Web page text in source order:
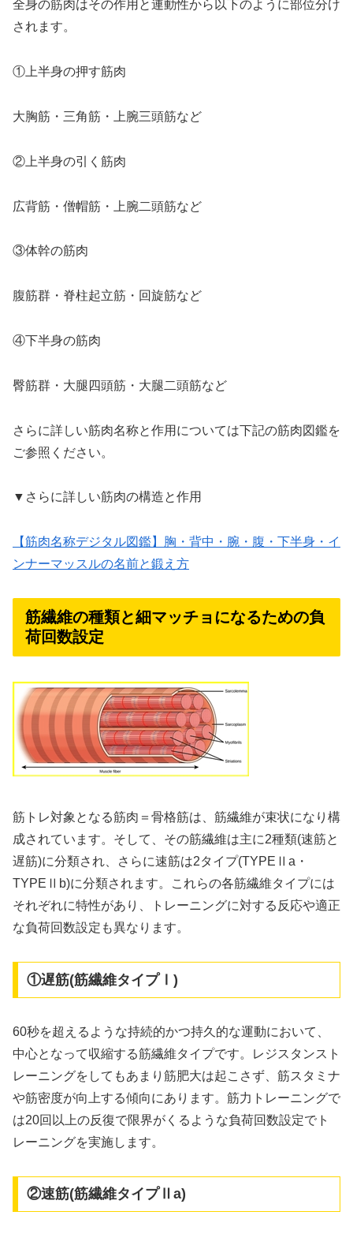
全身の筋肉はその作用と連動性から以下のように部位分け
されます。
①上半身の押す筋肉
大胸筋・三角筋・上腕三頭筋など
②上半身の引く筋肉
広背筋・僧帽筋・上腕二頭筋など
③体幹の筋肉
腹筋群・脊柱起立筋・回旋筋など
④下半身の筋肉
臀筋群・大腿四頭筋・大腿二頭筋など
さらに詳しい筋肉名称と作用については下記の筋肉図鑑を
ご参照ください。
▼さらに詳しい筋肉の構造と作用
【筋肉名称デジタル図鑑】胸・背中・腕・腹・下半身・イ
ンナーマッスルの名前と鍛え方
筋繊維の種類と細マッチョになるための負
荷回数設定
筋トレ対象となる筋肉＝骨格筋は、筋繊維が束状になり構
成されています。そして、その筋繊維は主に2種類(速筋と
遅筋)に分類され、さらに速筋は2タイプ(TYPEⅡa・
TYPEⅡb)に分類されます。これらの各筋繊維タイプには
それぞれに特性があり、トレーニングに対する反応や適正
な負荷回数設定も異なります。
①遅筋(筋繊維タイプⅠ)
60秒を超えるような持続的かつ持久的な運動において、
中心となって収縮する筋繊維タイプです。レジスタンスト
レーニングをしてもあまり筋肥大は起こさず、筋スタミナ
や筋密度が向上する傾向にあります。筋力トレーニングで
は20回以上の反復で限界がくるような負荷回数設定でト
レーニングを実施します。
②速筋(筋繊維タイプⅡa)